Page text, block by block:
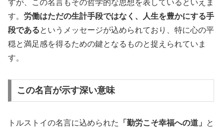
すが、この名言もその哲学的な思想を表しているといえま
す。 労働はただの生計手段ではなく、人生を豊かにする手
段であるというメッセージが込められており、特に心の平
穏と満足感を得るための鍵となるものと捉えられていま
す。
この名言が示す深い意味
トルストイの名言に込められた 「勤労こそ幸福への道」
と